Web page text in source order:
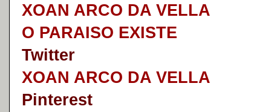
XOAN ARCO DA VELLA
O PARAISO EXISTE
Twitter
XOAN ARCO DA VELLA
Pinterest